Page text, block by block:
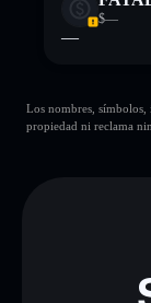
$—
—
Los nombres, símbolos,
propiedad ni reclama